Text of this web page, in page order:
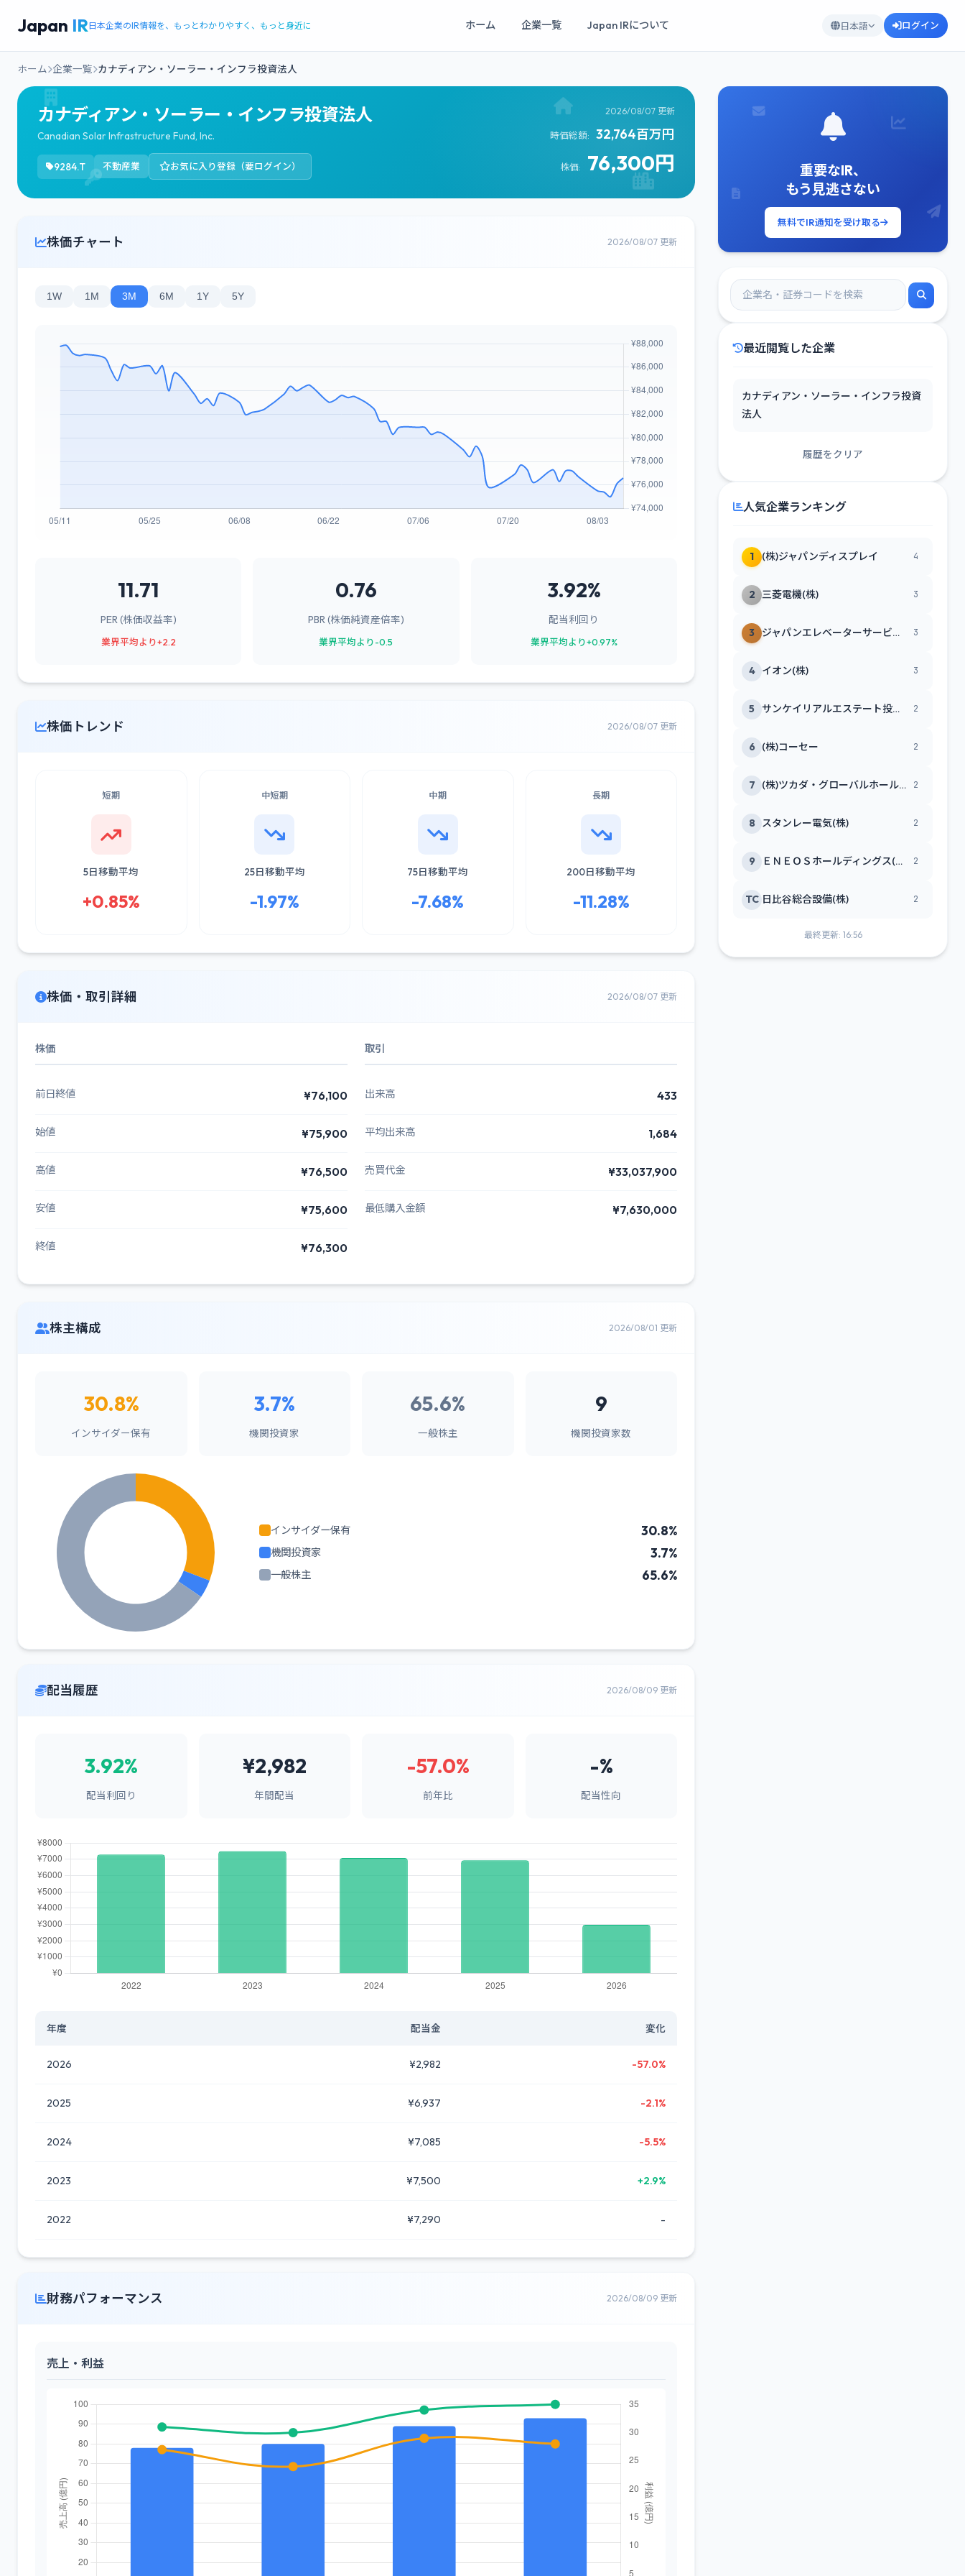
Japan IR日本企業のIR情報を、もっとわかりやすく、もっと身近に ホーム 企業一覧 Japan IRについて 日本語 ログイン
ホーム 企業一覧 カナディアン・ソーラー・インフラ投資法人
カナディアン・ソーラー・インフラ投資法人
Canadian Solar Infrastructure Fund, Inc.
9284.T 不動産業 お気に入り登録（要ログイン）
2026/08/07 更新
時価総額: 32,764百万円
株価: 76,300円
株価チャート 2026/08/07 更新
1W 1M 3M 6M 1Y 5Y
11.71
PER (株価収益率)
業界平均より+2.2
0.76
PBR (株価純資産倍率)
業界平均より-0.5
3.92%
配当利回り
業界平均より+0.97%
株価トレンド 2026/08/07 更新
短期
5日移動平均
+0.85%
中短期
25日移動平均
-1.97%
中期
75日移動平均
-7.68%
長期
200日移動平均
-11.28%
株価・取引詳細 2026/08/07 更新
株価
前日終値 ¥76,100
始値 ¥75,900
高値 ¥76,500
安値 ¥75,600
終値 ¥76,300
取引
出来高 433
平均出来高 1,684
売買代金 ¥33,037,900
最低購入金額 ¥7,630,000
株主構成 2026/08/01 更新
30.8%
インサイダー保有
3.7%
機関投資家
65.6%
一般株主
9
機関投資家数
インサイダー保有 30.8%
機関投資家 3.7%
一般株主 65.6%
配当履歴 2026/08/09 更新
3.92%
配当利回り
¥2,982
年間配当
-57.0%
前年比
-%
配当性向
年度 配当金 変化
2026 ¥2,982 -57.0%
2025 ¥6,937 -2.1%
2024 ¥7,085 -5.5%
2023 ¥7,500 +2.9%
2022 ¥7,290 -
財務パフォーマンス 2026/08/09 更新
売上・利益
重要なIR、
もう見逃さない
無料でIR通知を受け取る
最近閲覧した企業
カナディアン・ソーラー・インフラ投資
法人
履歴をクリア
人気企業ランキング
1 (株)ジャパンディスプレイ 4
2 三菱電機(株) 3
3 ジャパンエレベーターサービスホールディングス(株) 3
4 イオン(株) 3
5 サンケイリアルエステート投資法人 2
6 (株)コーセー 2
7 (株)ツカダ・グローバルホールディング 2
8 スタンレー電気(株) 2
9 ＥＮＥＯＳホールディングス(株) 2
TC 日比谷総合設備(株) 2
最終更新: 16:56